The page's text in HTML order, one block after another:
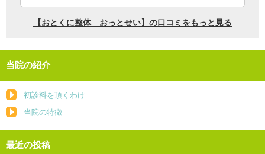
当院の紹介
初診料を頂くわけ
当院の特徴
最近の投稿